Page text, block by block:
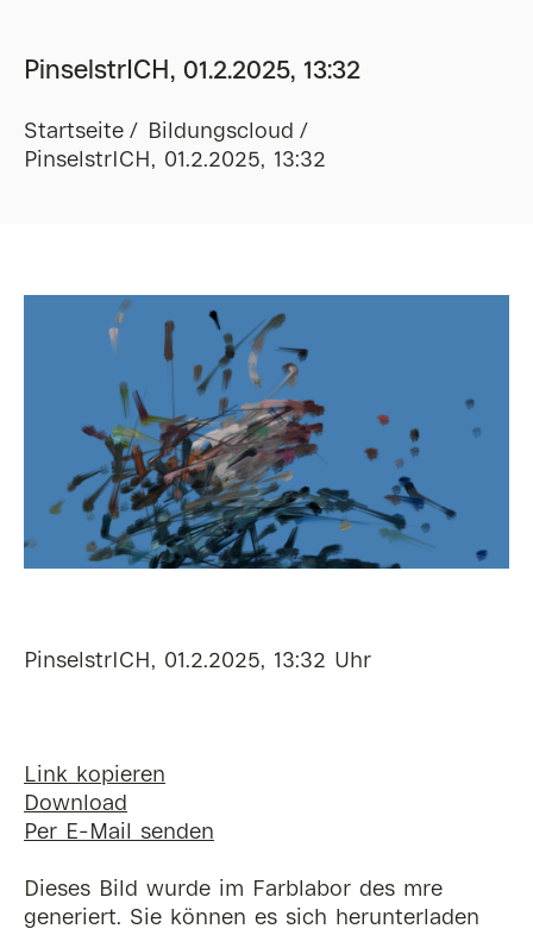
PinselstrICH, 01.2.2025, 13:32
Startseite
Bildungscloud
PinselstrICH, 01.2.2025, 13:32
PinselstrICH, 01.2.2025, 13:32 Uhr
Link kopieren
Download
Per E-Mail senden
Dieses Bild wurde im Farblabor des mre
generiert. Sie können es sich herunterladen